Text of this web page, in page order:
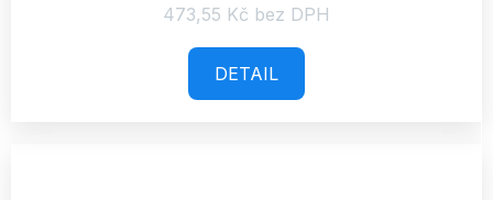
473,55 Kč bez DPH
DETAIL